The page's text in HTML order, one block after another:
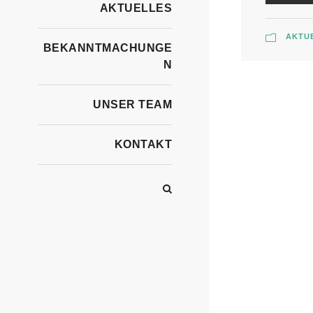
AKTUELLES
BEKANNTMACHUNGE
N
UNSER TEAM
KONTAKT